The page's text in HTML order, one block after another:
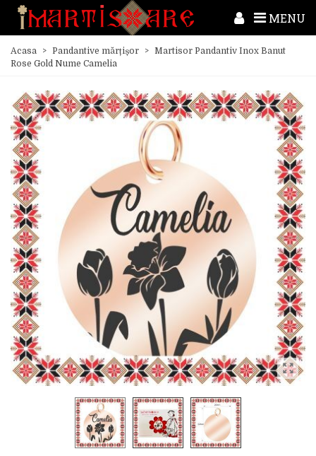
MENU
Acasa > Pandantive mărțișor > Martisor Pandantiv Inox Banut
Rose Gold Nume Camelia